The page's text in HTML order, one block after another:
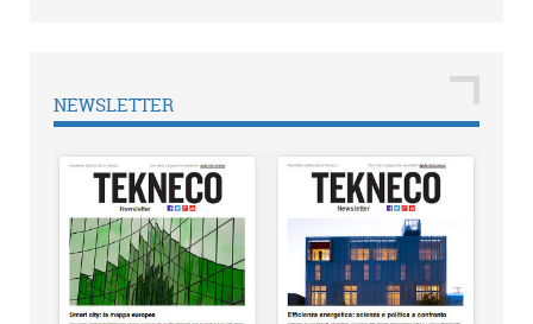
NEWSLETTER